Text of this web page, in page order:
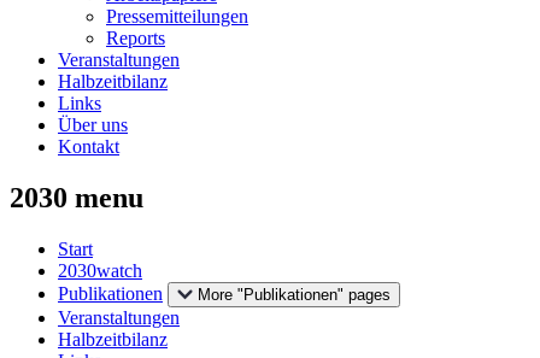
Pressemitteilungen
Reports
Veranstaltungen
Halbzeitbilanz
Links
Über uns
Kontakt
2030 menu
Start
2030watch
Publikationen
More "Publikationen" pages
Veranstaltungen
Halbzeitbilanz